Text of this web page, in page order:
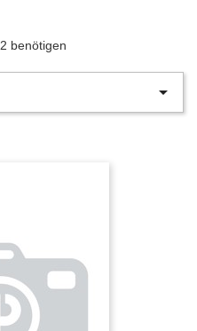
2 benötigen
